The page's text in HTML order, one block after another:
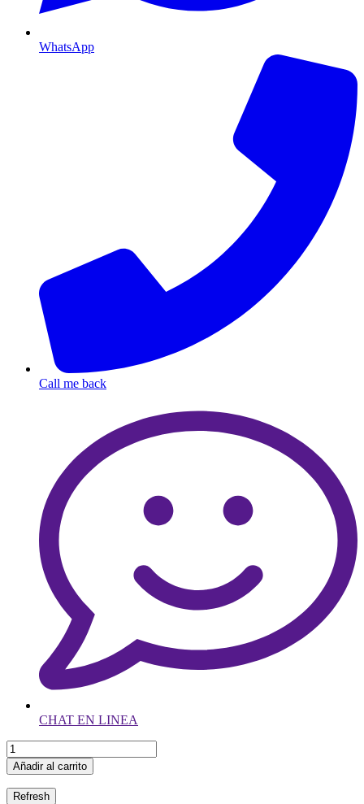
WhatsApp
Call me back
CHAT EN LINEA
Añadir al carrito